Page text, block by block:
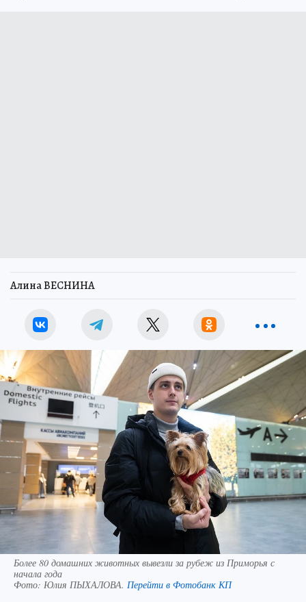
Алина ВЕСНИНА
Более 80 домашних животных вывезли за рубеж из Приморья с
начала года
Фото: Юлия ПЫХАЛОВА. Перейти в Фотобанк КП